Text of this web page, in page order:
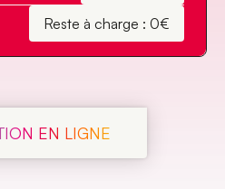
Reste à charge : 0€
EN LIGNE